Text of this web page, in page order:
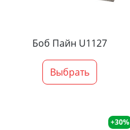
Боб Пайн U1127
Выбрать
+30%